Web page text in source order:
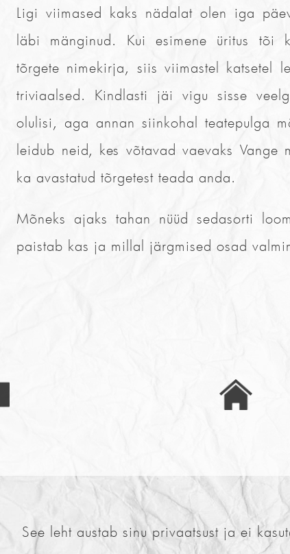
Ligi viimased kaks nädalat olen iga
läbi mänginud. Kui esimene üritus tõi
tõrgete nimekirja, siis viimastel katsetel
triviaalsed. Kindlasti jäi vigu sisse
olulisi, aga annan siinkohal teatepulga
leidub neid, kes võtavad vaevaks Vange
ka avastatud tõrgetest teada anda.
Mõneks ajaks tahan nüüd sedasorti
paistab kas ja millal järgmised osad
See leht austab sinu privaatsust ja ei